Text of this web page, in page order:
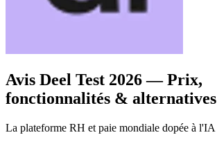
Avis Deel Test 2026 — Prix,
fonctionnalités & alternatives
La plateforme RH et paie mondiale dopée à l'IA